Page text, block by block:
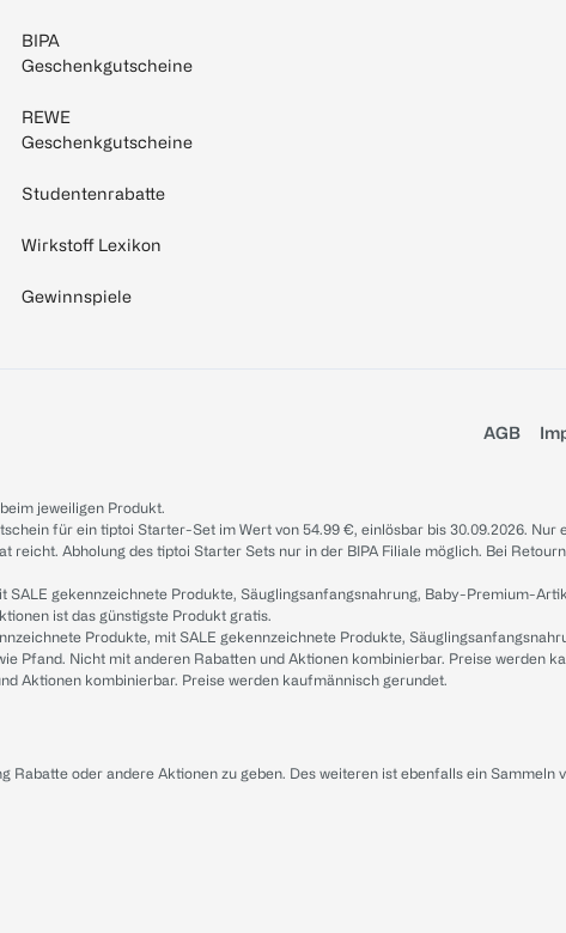
BIPA
Geschenkgutscheine
REWE
Geschenkgutscheine
Studentenrabatte
Wirkstoff Lexikon
Gewinnspiele
AGB
jeweiligen Produkt.
für ein tiptoi Starter-Set im Wert von 54.99 €, einlösbar bis 30.09.2026.
reicht. Abholung des tiptoi Starter Sets nur in der BIPA Filiale möglich. Bei
SALE gekennzeichnete Produkte, Säuglingsanfangsnahrung, Baby-Premium-
ist das günstigste Produkt gratis.
Produkte, mit SALE gekennzeichnete Produkte,
Pfand. Nicht mit anderen Rabatten und Aktionen kombinierbar. Preise werden
Aktionen kombinierbar. Preise werden kaufmännisch gerundet.
oder andere Aktionen zu geben. Des weiteren ist ebenfalls ein